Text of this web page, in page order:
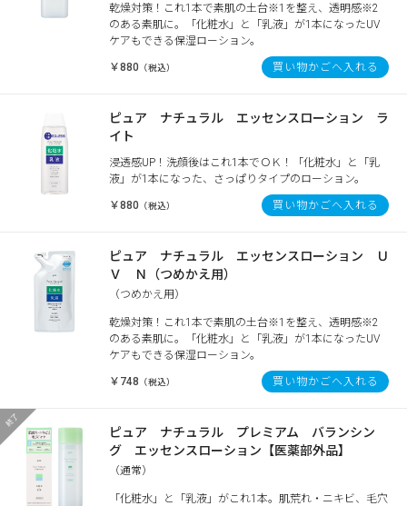
乾燥対策！これ1本で素肌の土台※1を整え、透明感※2
のある素肌に。「化粧水」と「乳液」が1本になったUV
ケアもできる保湿ローション。
￥880 （税込） 買い物かごへ入れる
ピュア ナチュラル エッセンスローション ラ
イト
浸透感UP！洗顔後はこれ1本でＯＫ！「化粧水」と「乳
液」が1本になった、さっぱりタイプのローション。
￥880 （税込） 買い物かごへ入れる
ピュア ナチュラル エッセンスローション Ｕ
Ｖ Ｎ（つめかえ用）
（つめかえ用）
乾燥対策！これ1本で素肌の土台※1を整え、透明感※2
のある素肌に。「化粧水」と「乳液」が1本になったUV
ケアもできる保湿ローション。
￥748 （税込） 買い物かごへ入れる
ピュア ナチュラル プレミアム バランシン
グ エッセンスローション【医薬部外品】
（通常）
「化粧水」と「乳液」がこれ1本。肌荒れ・ニキビ、毛穴